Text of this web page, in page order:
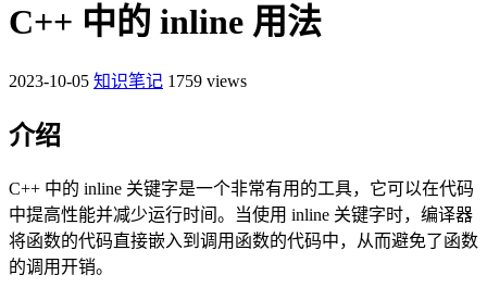
C++ 中的 inline 用法
2023-10-05 知识笔记 1759 views
介绍
C++ 中的 inline 关键字是一个非常有用的工具，它可以在代码
中提高性能并减少运行时间。当使用 inline 关键字时，编译器
将函数的代码直接嵌入到调用函数的代码中，从而避免了函数
的调用开销。